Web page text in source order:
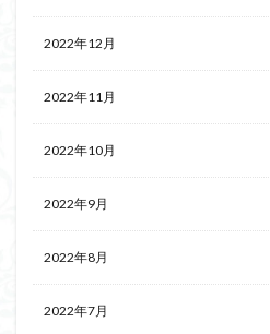
2022年12月
2022年11月
2022年10月
2022年9月
2022年8月
2022年7月